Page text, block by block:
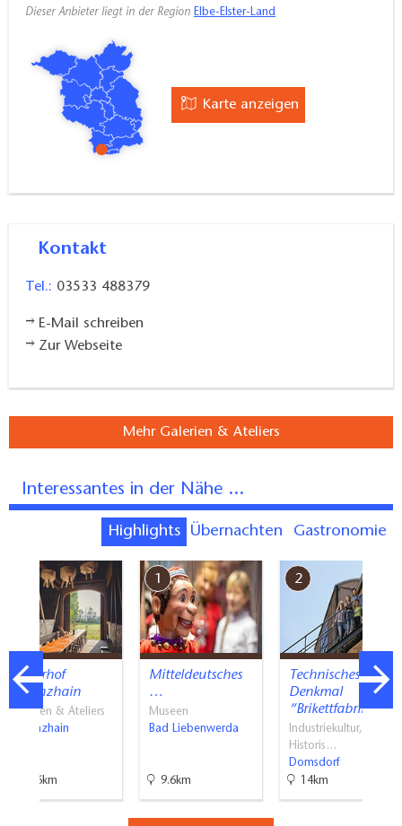
Dieser Anbieter liegt in der Region Elbe-Elster-Land
Karte anzeigen
Kontakt
Tel.: 03533 488379
E-Mail schreiben
Zur Webseite
Mehr Galerien & Ateliers
Interessantes in der Nähe ...
Highlights Übernachten Gastronomie
Atelierhof
Werenzhain
Galerien & Ateliers
Werenzhain
21.6km
1
Mitteldeutsches
…
Museen
Bad Liebenwerda
9.6km
2
Technisches
Denkmal
”Brikettfabrik…
Industriekultur,
Historis…
Domsdorf
14km